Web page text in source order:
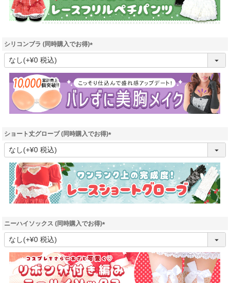
シリコンブラ (同時購入でお得)
(
須
)
ショート丈グローブ (同時購入でお得)
(
須
)
ニーハイソックス (同時購入でお得)
(
須
)